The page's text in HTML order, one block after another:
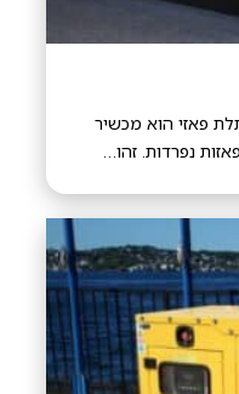
פאזי הוא מכשיר
נפרדות. זהו…